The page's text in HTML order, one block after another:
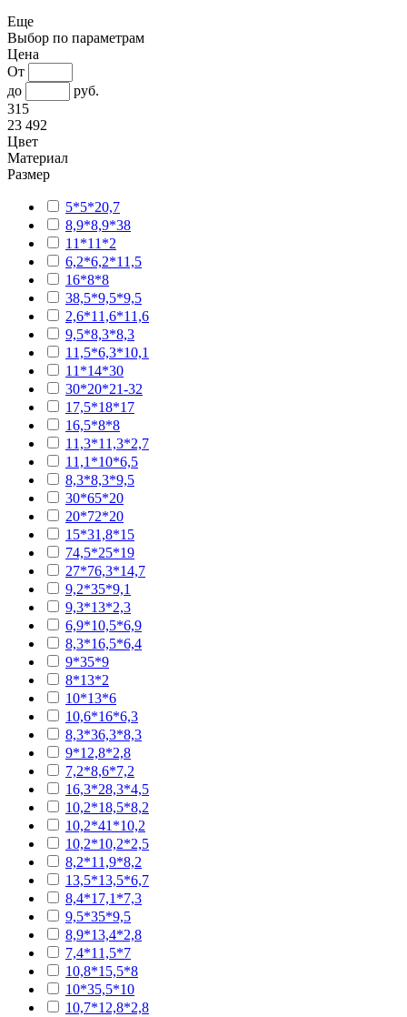
Еще
Выбор по параметрам
Цена
От
до
руб.
315
23 492
Цвет
Материал
Размер
5*5*20,7
8,9*8,9*38
11*11*2
6,2*6,2*11,5
16*8*8
38,5*9,5*9,5
2,6*11,6*11,6
9,5*8,3*8,3
11,5*6,3*10,1
11*14*30
30*20*21-32
17,5*18*17
16,5*8*8
11,3*11,3*2,7
11,1*10*6,5
8,3*8,3*9,5
30*65*20
20*72*20
15*31,8*15
74,5*25*19
27*76,3*14,7
9,2*35*9,1
9,3*13*2,3
6,9*10,5*6,9
8,3*16,5*6,4
9*35*9
8*13*2
10*13*6
10,6*16*6,3
8,3*36,3*8,3
9*12,8*2,8
7,2*8,6*7,2
16,3*28,3*4,5
10,2*18,5*8,2
10,2*41*10,2
10,2*10,2*2,5
8,2*11,9*8,2
13,5*13,5*6,7
8,4*17,1*7,3
9,5*35*9,5
8,9*13,4*2,8
7,4*11,5*7
10,8*15,5*8
10*35,5*10
10,7*12,8*2,8